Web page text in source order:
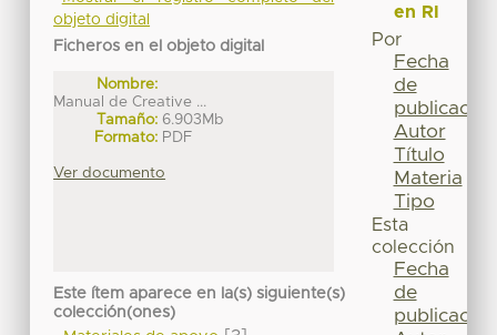
objeto digital
Ficheros en el objeto digital
Nombre:
Manual de Creative ...
Tamaño: 6.903Mb
Formato: PDF
Ver documento
Este ítem aparece en la(s) siguiente(s)
colección(ones)
en RI
Por
Fecha
de
publicación
Autor
Título
Materia
Tipo
Esta
colección
Fecha
de
publicación